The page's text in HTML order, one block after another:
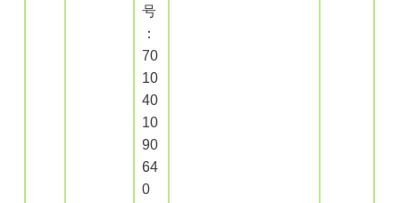
号
：
70
10
40
10
90
64
0